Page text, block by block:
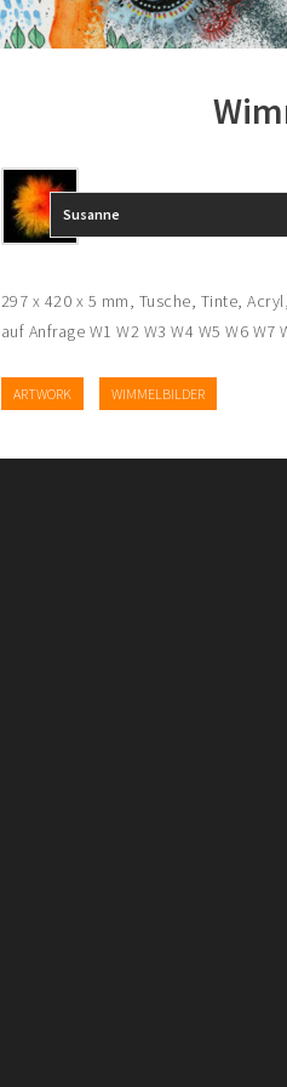
Susanne
297 x 420 x 5 mm, Tusche, Tinte,
auf Anfrage W1 W2 W3 W4 W5 W6 W7
ARTWORK WIMMELBILDER